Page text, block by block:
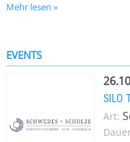
pneumatische
Leistungssteigerung,
zur energetischen
Zusätzlich führen sie
Englisch) zur
Mehr lesen »
EVENTS
SILO
Art: